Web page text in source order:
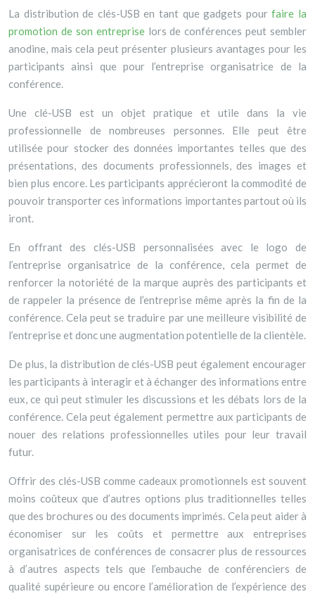
La distribution de clés-USB en tant que gadgets pourfaire la
promotion de son entrepriselors de conférences peut sembler
anodine, mais cela peut présenter plusieurs avantages pour les
participants ainsi que pour l’entreprise organisatrice de la
conférence.
Une clé-USB est un objet pratique et utile dans la vie
professionnelle de nombreuses personnes. Elle peut être
utilisée pour stocker des données importantes telles que des
présentations, des documents professionnels, des images et
bien plus encore. Les participants apprécieront la commodité de
pouvoir transporter ces informations importantes partout où ils
iront.
En offrant des clés-USB personnalisées avec le logo de
l’entreprise organisatrice de la conférence, cela permet de
renforcer la notoriété de la marque auprès des participants et
de rappeler la présence de l’entreprise même après la fin de la
conférence. Cela peut se traduire par une meilleure visibilité de
l’entreprise et donc une augmentation potentielle de la clientèle.
De plus, la distribution de clés-USB peut également encourager
les participants à interagir et à échanger des informations entre
eux, ce qui peut stimuler les discussions et les débats lors de la
conférence. Cela peut également permettre aux participants de
nouer des relations professionnelles utiles pour leur travail
futur.
Offrir des clés-USB comme cadeaux promotionnels est souvent
moins coûteux que d’autres options plus traditionnelles telles
que des brochures ou des documents imprimés. Cela peut aider à
économiser sur les coûts et permettre aux entreprises
organisatrices de conférences de consacrer plus de ressources
à d’autres aspects tels que l’embauche de conférenciers de
qualité supérieure ou encore l’amélioration de l’expérience des